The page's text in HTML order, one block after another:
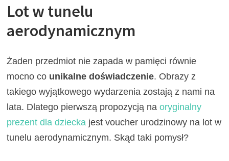
Lot w tunelu
aerodynamicznym
Żaden przedmiot nie zapada w pamięci równie
mocno co unikalne doświadczenie. Obrazy z
takiego wyjątkowego wydarzenia zostają z nami na
lata. Dlatego pierwszą propozycją naoryginalny
prezent dla dziecka jest voucher urodzinowy na lot w
tunelu aerodynamicznym. Skąd taki pomysł?